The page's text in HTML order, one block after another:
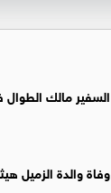
السفير مالك الطوال
وفاة والدة الزميل